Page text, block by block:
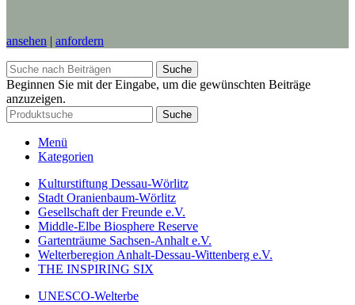
ansehen | anfordern
Suche
Beginnen Sie mit der Eingabe, um die gewünschten Beiträge
anzuzeigen.
Suche
Menü
Kategorien
Kulturstiftung Dessau-Wörlitz
Stadt Oranienbaum-Wörlitz
Gesellschaft der Freunde e.V.
Middle-Elbe Biosphere Reserve
Gartenträume Sachsen-Anhalt e.V.
Welterberegion Anhalt-Dessau-Wittenberg e.V.
THE INSPIRING SIX
UNESCO-Welterbe